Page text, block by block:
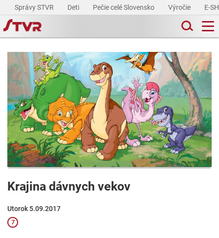
Správy STVR Deti Pečie celé Slovensko Výročie E-
Krajina dávnych vekov
Utorok 5.09.2017